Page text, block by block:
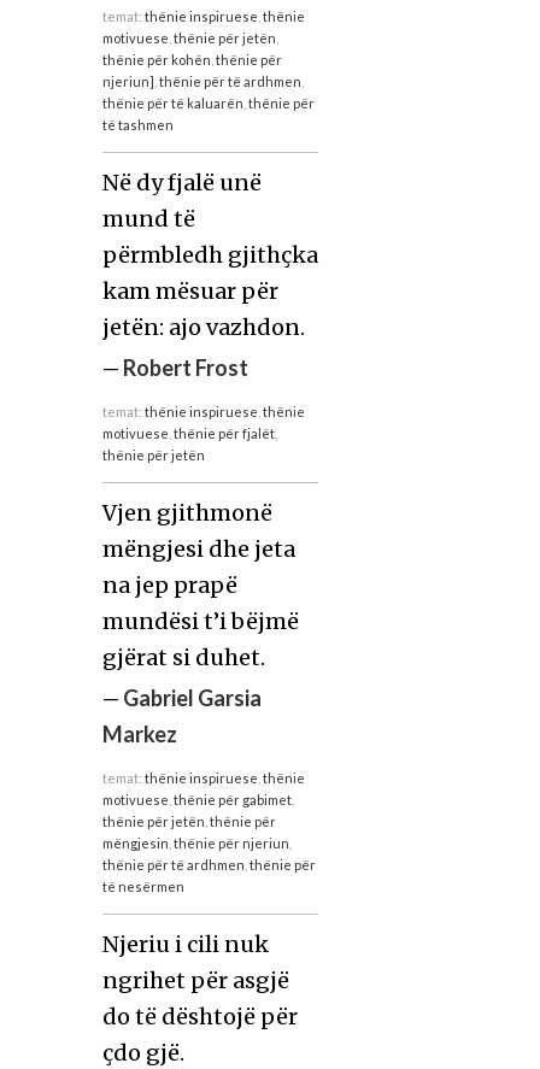
temat: thënie inspiruese thënie
motivuese thënie për jetën
thënie për kohën thënie për
njeriun] thënie për të ardhmen
thënie për të kaluarën thënie për
të tashmen
Në dy fjalë unë
mund të
përmbledh gjithçka
kam mësuar për
jetën: ajo vazhdon.
— Robert Frost
temat: thënie inspiruese thënie
motivuese thënie për fjalët,
thënie për jetën
Vjen gjithmonë
mëngjesi dhe jeta
na jep prapë
mundësi t’i bëjmë
gjërat si duhet.
— Gabriel Garsia
Markez
temat: thënie inspiruese thënie
motivuese thënie për gabimet,
thënie për jetën thënie për
mëngjesin thënie për njeriun
thënie për të ardhmen thënie për
të nesërmen
Njeriu i cili nuk
ngrihet për asgjë
do të dështojë për
çdo gjë.